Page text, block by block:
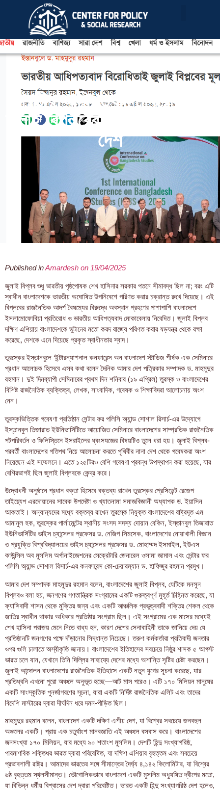
ভারতীয় আধিপত্যবাদ বিরোধিতাই
জুলাই বিপ্লবের মূল দর্শন – আমার
দেশ
Published inAmardesh on 19/04/2025
জুলাই বিপ্লব শুধু ভারতীয় পৃষ্ঠপোষক শেখ হাসিনার সরকার পতনে সীমাবদ্ধ ছিল না; বরং এটি
স্বাধীন বাংলাদেশকে ভারতীয় অঘোষিত উপনিবেশে পরিণত করার চক্রান্ত রুখে দিয়েছে। এই
বিপ্লবের রাজনৈতিক আদর্শ বৈষম্যের বিরুদ্ধে অবস্থান গ্রহণের পাশাপাশি বাংলাদেশে
ইসলামোফোবিয়া প্রতিরোধ ও ভারতীয় আধিপত্যবাদ মোকাবেলায় নিবেদিত। জুলাই বিপ্লব
দক্ষিণ এশিয়ায় বাংলাদেশকে ভুটানের মতো করদ রাজ্যে পরিণত করার ষড়যন্ত্র থেকে রক্ষা
করেছে, দেশকে এনে দিয়েছে প্রকৃত স্বাধীনতার স্বাদ।
তুরস্কের ইস্তানবুলে ‘ইন্টারন্যাশনাল কনফারেন্স অন বাংলাদেশ স্টাডিজ শীর্ষক এক সেমিনারে
প্রধান আলোচক হিসেবে এসব কথা বলেন দৈনিক আমার দেশ পত্রিকার সম্পাদক ড. মাহমুদুর
রহমান। দুই দিনব্যাপী সেমিনারের প্রথম দিন শনিবার (১৯ এপ্রিল) তুরস্ক ও বাংলাদেশের
বিশিষ্ট রাজনৈতিক ব্যক্তিত্ব, লেখক, সাংবাদিক, গবেষক ও শিক্ষাবিদরা আলোচনায় অংশ
নেন।
তুরস্কভিত্তিক গবেষণা প্রতিষ্ঠান সেন্টার ফর পলিসি অ্যান্ড সোশাল রিসার্চ-এর উদ্যোগে
ইস্তানবুল তিজারাত ইউনিভার্সিটিতে আয়োজিত সেমিনারে বাংলাদেশের সাম্প্রতিক রাজনৈতিক
পটপরিবর্তন ও ফিলিস্তিনে ইসরাইলের ধ্বংসযজ্ঞের বিষয়টিও তুলে ধরা হয়। জুলাই বিপ্লব-
পরবর্তী বাংলাদেশের গতিপথ নিয়ে আলোচনা করতে পৃথিবীর নানা দেশ থেকে গবেষকরা অংশ
নিয়েছেন এই সম্মেলনে। এতে ১২৫টিরও বেশি গবেষণা প্রবন্ধ উপস্থাপন করা হয়েছে, যার
বেশিরভাগই ছিল জুলাই বিপ্লবকে কেন্দ্র করে।
উদ্বোধনী অনুষ্ঠানে প্রধান বক্তা হিসেবে বক্তব্য রাখেন তুরস্কের প্রেসিডেন্ট রেজেপ
তাইয়্যেপ এরদোয়ানের সাবেক উপদেষ্টা ও খ্যাতনামা সমাজবিজ্ঞানী অধ্যাপক ড. ইয়াসিন
আকতাই। অন্যান্যদের মধ্যে বক্তব্য রাখেন তুরস্কে নিযুক্ত বাংলাদেশের রাষ্ট্রদূত এম
আমানুল হক, তুরস্কের পার্লামেন্টের স্থানীয় সংসদ সদস্য দোয়ান বেকিন, ইস্তানবুল তিজারাত
ইউনিভার্সিটির ভাইস চ্যান্সেলর প্রফেসর ড. নেজিপ সিমসেক, বাংলাদেশের নোয়াখালী বিজ্ঞান
ও প্রযুক্তি বিশ্ববিদ্যালয়ের ভাইস চ্যান্সেলর প্রফেসর ড. মোহাম্মদ ইসমাইল, ইউএস
কাউন্সিল অব মুসলিম অর্গানাইজেশনের সেক্রেটারি জেনারেল ওসামা জামাল এবং সেন্টার ফর
পলিসি অ্যান্ড সোশাল রিসার্চ-এর কনফারেন্স কো-চেয়ারম্যান ড. হাফিজুর রহমান প্রমুখ।
আমার দেশ সম্পাদক মাহমুদুর রহমান বলেন, বাংলাদেশের জুলাই বিপ্লব, যেটিকে মনসুন
বিপ্লবও বলা হয়, জনগণের গণতান্ত্রিক সংগ্রামের একটি গুরুত্বপূর্ণ মুহূর্ত চিহ্নিত করেছে, যা
ফ্যাসিবাদী শাসন থেকে মুক্তির জন্য এবং একটি আঞ্চলিক প্রভুত্ববাদী শক্তির শেকল থেকে
জাতির স্বাধীন থাকার অধিকার প্রতিষ্ঠার সংগ্রাম ছিল। এই সংগ্রামের এক মাসের মধ্যেই
শেখ হাসিনা পরাজয় মেনে নিতে বাধ্য হন, কারণ দেশের সেনাবাহিনী তাকে জানিয়ে দেয় যে
প্রতিষ্ঠানটি জনগণের পক্ষে দাঁড়ানোর সিদ্ধান্ত নিয়েছে। তরুণ কর্মকর্তারা প্রতিবাদী জনতার
ওপর গুলি চালাতে অস্বীকৃতি জানায়। বাংলাদেশের ইতিহাসের সবচেয়ে নিষ্ঠুর শাসক ৫ আগস্ট
ভারত চলে যান, যেখানে তিনি দিল্লির সাহায্যে দেশের মধ্যে অশান্তি সৃষ্টির চেষ্টা করছেন।
জুলাই আন্দোলন বাংলাদেশের রাজনৈতিক ইতিহাসে একটি নতুন যুগের সূচনা করেছে, যার
প্রতিধ্বনি এখনো পুরো অঞ্চলে অনুভূত হচ্ছে—আট মাস পরেও। এটি ১৭০ মিলিয়ন মানুষের
একটি সাংস্কৃতিক পুনর্জাগরণের সূচনা, যারা একটি নির্দিষ্ট রাজনৈতিক এলিট এবং তাদের
বিদেশি মাস্টারের দ্বারা দীর্ঘদিন ধরে দমন-পীড়িত ছিল।
মাহমুদুর রহমান বলেন, বাংলাদেশ একটি দক্ষিণ এশীয় দেশ, যা বিশ্বের সবচেয়ে জনবহুল
অঞ্চলের একটি। প্রায় এক চতুর্থাংশ মানবজাতি এই অঞ্চলে বসবাস করে। বাংলাদেশের
জনসংখ্যা ১৭০ মিলিয়ন, যার মধ্যে ৯০ শতাংশ মুসলিম। দেশটি হিন্দু সংখ্যাগরিষ্ঠ,
পারমাণবিক শক্তিধর ভারত দ্বারা পরিবেষ্টিত, যা দক্ষিণ এশিয়ার বৃহত্তম এবং সবচেয়ে
প্রভাবশালী রাষ্ট্র। আমাদের ভারতের সঙ্গে সীমান্তের দৈর্ঘ্য ৪,১৪২ কিলোমিটার, যা বিশ্বের
৬ষ্ঠ বৃহত্তম স্থলসীমান্ত। ভৌগোলিকভাবে বাংলাদেশ একটি মুসলিম অধ্যুষিত দ্বীপের মতো,
যা বিভিন্ন ধর্মীয় বিশ্বাসের দেশ দ্বারা পরিবেষ্টিত। ভারত একটি হিন্দু সংখ্যাগরিষ্ঠ দেশ হলেও,